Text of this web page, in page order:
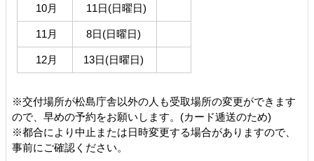
10月 11日(日曜日)
11月 8日(日曜日)
12月 13日(日曜日)
※交付場所が松島庁舎以外の人も受取場所の変更ができます
ので、早めの予約をお願いします。(カード逓送のため)
※都合により中止または日時変更する場合がありますので、
事前にご確認ください。